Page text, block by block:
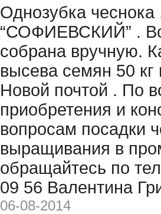
Однозубка чеснока
“СОФИЕВСКИЙ” .
собрана вручную.
высева семян 50 кг
Новой почтой . По
приобретения и
вопросам посадки
выращивания в
обращайтесь по
09 56 Валентина
06-08-2014